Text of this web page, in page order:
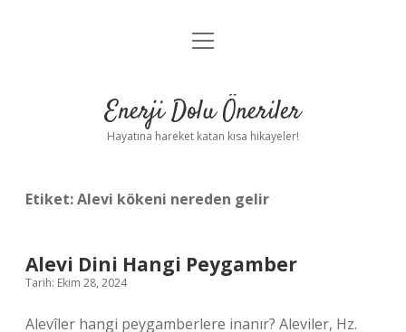
Anasayfa
Yasal Uyarı
menüyü
Enerji Dolu Öneriler
Hayatına hareket katan kısa hikayeler!
Etiket:Alevi kökeni nereden gelir
Alevi Dini Hangi Peygamber
Tarih: Ekim 28, 2024
Alevîler hangi peygamberlere inanır? Aleviler, Hz.